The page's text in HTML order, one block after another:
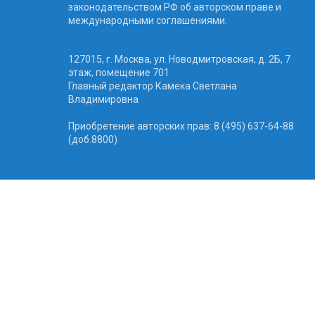
законодательством РФ об авторском праве и
международными соглашениями.
127015, г. Москва, ул. Новодмитровская, д. 2Б, 7
этаж, помещение 701
Главный редактор Камека Светлана
Владимировна
Приобретение авторских прав: 8 (495) 637-64-88
(доб.8800)